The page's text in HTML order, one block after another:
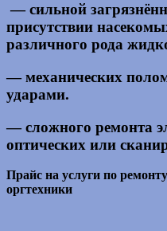
— сильной
присутствии
различного рода
— механических
ударами.
— сложного ремонта
оптических или
Прайс на услуги по
оргтехники